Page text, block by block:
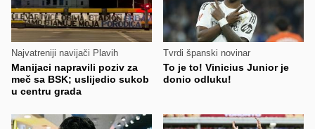
Najvatreniji navijači Plavih
Manijaci napravili poziv za
meč sa BSK; uslijedio sukob
u centru grada
Tvrdi španski novinar
To je to! Vinicius Junior je
donio odluku!